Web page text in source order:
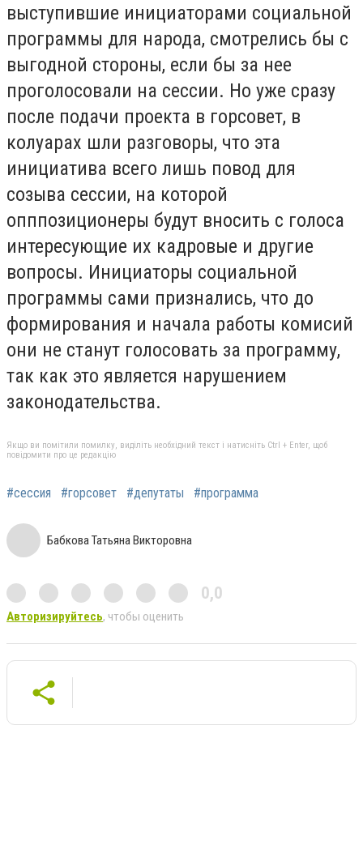
выступившие инициаторами социальной
программы для народа, смотрелись бы с
выгодной стороны, если бы за нее
проголосовали на сессии. Но уже сразу
после подачи проекта в горсовет, в
колуарах шли разговоры, что эта
инициатива всего лишь повод для
созыва сессии, на которой
опппозиционеры будут вносить с голоса
интересующие их кадровые и другие
вопросы. Инициаторы социальной
программы сами признались, что до
формирования и начала работы комисий
они не станут голосовать за программу,
так как это является нарушением
законодательства.
Якщо ви помітили помилку, виділіть необхідний текст і натисніть Ctrl + Enter, щоб
повідомити про це редакцію
#сессия #горсовет #депутаты #программа
Бабкова Татьяна Викторовна
0,0
Авторизируйтесь, чтобы оценить